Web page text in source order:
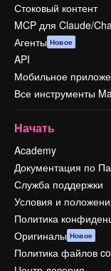
Стоковый контент
MCP для Claude/
Агенты Новое
API
Мобильное
Все инструменты
Начать
Academy
Документация по
Служба поддержки
Условия и
Политика
Оригиналы Новое
Политика файлов